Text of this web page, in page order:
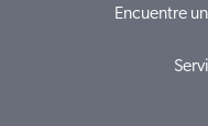
Encuentre